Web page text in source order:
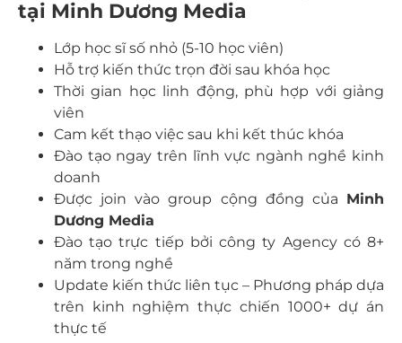
tại Minh Dương Media
Lớp học sĩ số nhỏ (5-10 học viên)
Hỗ trợ kiến thức trọn đời sau khóa học
Thời gian học linh động, phù hợp với giảng
viên
Cam kết thạo việc sau khi kết thúc khóa
Đào tạo ngay trên lĩnh vực ngành nghề kinh
doanh
Được join vào group cộng đồng của Minh
Dương Media
Đào tạo trực tiếp bởi công ty Agency có 8+
năm trong nghề
Update kiến thức liên tục – Phương pháp dựa
trên kinh nghiệm thực chiến 1000+ dự án
thực tế